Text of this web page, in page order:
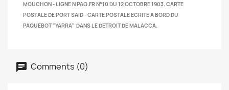
MOUCHON - LIGNE N PAQ.FR N°10 DU 12 OCTOBRE 1903. CARTE
POSTALE DE PORT SAID - CARTE POSTALE ECRITE A BORD DU
PAQUEBOT "YARRA" DANS LE DETROIT DE MALACCA.
Comments (0)